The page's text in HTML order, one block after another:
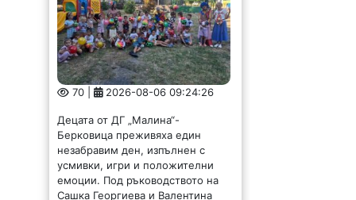
70 | 2026-08-06 09:24:26
Децата от ДГ „Малина“-
Берковица преживяха един
незабравим ден, изпълнен с
емоции. Под ръководството на
Сашка Георгиева и Валентина
Младенова беше реализирана
прекрасна инициатива, която
донесе много радост...